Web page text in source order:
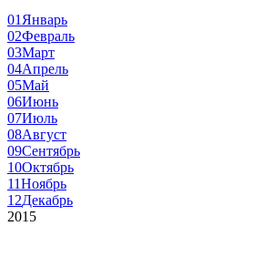
01 Январь
02Февраль
03Март
04Апрель
05Май
06Июнь
07Июль
08Август
09Сентябрь
10Октябрь
11Ноябрь
12Декабрь
2015